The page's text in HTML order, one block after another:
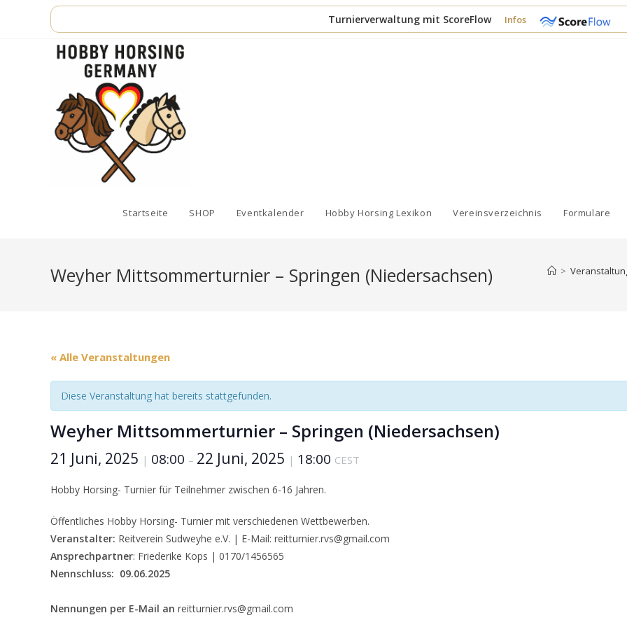
Turnierverwaltung mit ScoreFlow Infos
Startseite SHOP Eventkalender Hobby Horsing Lexikon Vereinsverzeichnis Formulare
Weyher Mittsommerturnier – Springen (Niedersachsen) >
« Alle Veranstaltungen
Diese Veranstaltung hat bereits stattgefunden.
Weyher Mittsommerturnier – Springen (Niedersachsen)
21 Juni, 2025 | 08:00 – 22 Juni, 2025 | 18:00 CEST
Hobby Horsing- Turnier für Teilnehmer zwischen 6-16 Jahren.
Öffentliches Hobby Horsing- Turnier mit verschiedenen Wettbewerben.
Veranstalter: Reitverein Sudweyhe e.V. | E-Mail: reitturnier.rvs@gmail.com
Ansprechpartner: Friederike Kops | 0170/1456565
Nennschluss: 09.06.2025
Nennungen per E-Mail an reitturnier.rvs@gmail.com